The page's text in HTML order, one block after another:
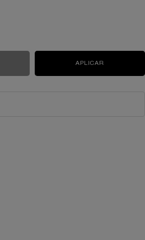
OPCIONES DE FILTROS ELEGIDAS
APLICAR